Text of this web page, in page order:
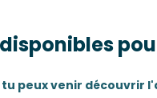
peux venir découvrir